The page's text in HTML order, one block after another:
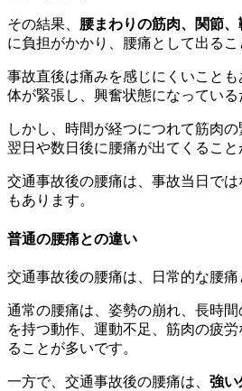
その結果、 腰まわりの筋肉、関節
に負担がかかり、腰痛として出るこ
事故直後は痛みを感じにくいこと
体が緊張し、興奮状態になっている
しかし、時間が経つにつれて筋肉の
翌日や数日後に腰痛が出てくること
交通事故後の腰痛は、事故当日で
もあります。
普通の腰痛との違い
交通事故後の腰痛は、日常的な腰痛
通常の腰痛は、姿勢の崩れ、長時
を持つ動作、運動不足、筋肉の疲
ることが多いです。
一方で、交通事故後の腰痛は、 強い